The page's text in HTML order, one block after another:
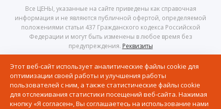
Все ЦЕНЫ, указанные на сайте приведены как справочная
информация и не являются публичной офертой, определяемой
положениями статьи 437 Гражданского кодекса Российской
Федерации и могут быть изменены в любое время без
предупреждения. Реквизиты
Мурманская область, Кольский полуостров
Политика в отношении обработки персональных данных
Согласие на получение рассылки рекламно-информационных
материалов
Этот веб-сайт использует аналитические файлы cookie для
оптимизации своей работы и улучшения работы
пользователей с ним, а также статистические файлы cookie
для отслеживания статистики посещений веб-сайта. Нажимая
кнопку «Я согласен», Вы соглашаетесь на использование нами